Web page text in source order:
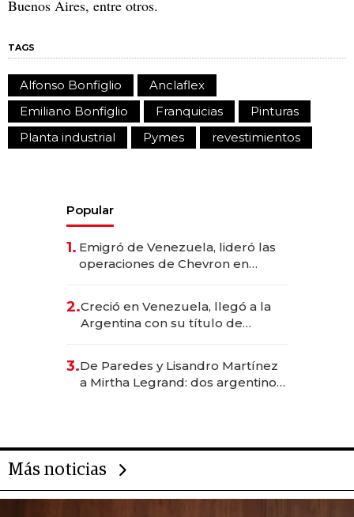
Buenos Aires, entre otros.
TAGS
Alfonso Bonfiglio
Anclaflex
Emiliano Bonfiglio
Franquicias
Pinturas
Planta industrial
Pymes revestimientos
Popular
1. Emigró de Venezuela, lideró las
operaciones de Chevron en
2.Creció en Venezuela, llegó a la
Argentina con su título de
las marcas "fast premium"
3.De Paredes y Lisandro Martínez
a Mirtha Legrand: dos argentinos
Más noticias